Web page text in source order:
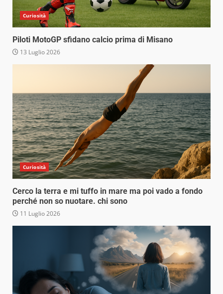
Curiosità
Piloti MotoGP sfidano calcio prima di Misano
13 Luglio 2026
Curiosità
Cerco la terra e mi tuffo in mare ma poi vado a fondo
perché non so nuotare. chi sono
11 Luglio 2026